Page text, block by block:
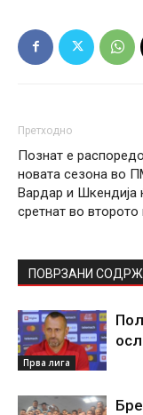
Претходно
Познат е
новата сезона во
Вардар и Шкендија
сретнат во второто
ПОВРЗАНИ
Прва лига